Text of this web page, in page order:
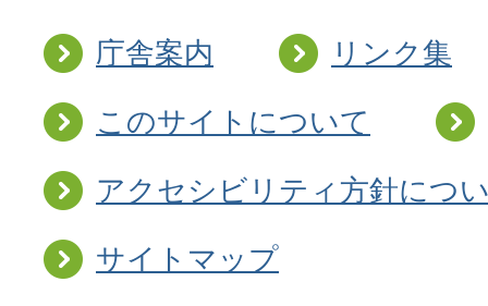
庁舎案内
リンク集
このサイトについて
アクセシビリティ方針につ
サイトマップ